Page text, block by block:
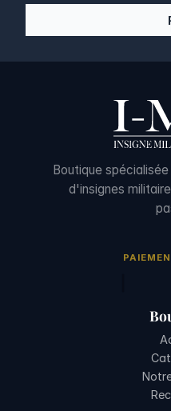
Boutique
d'insignes